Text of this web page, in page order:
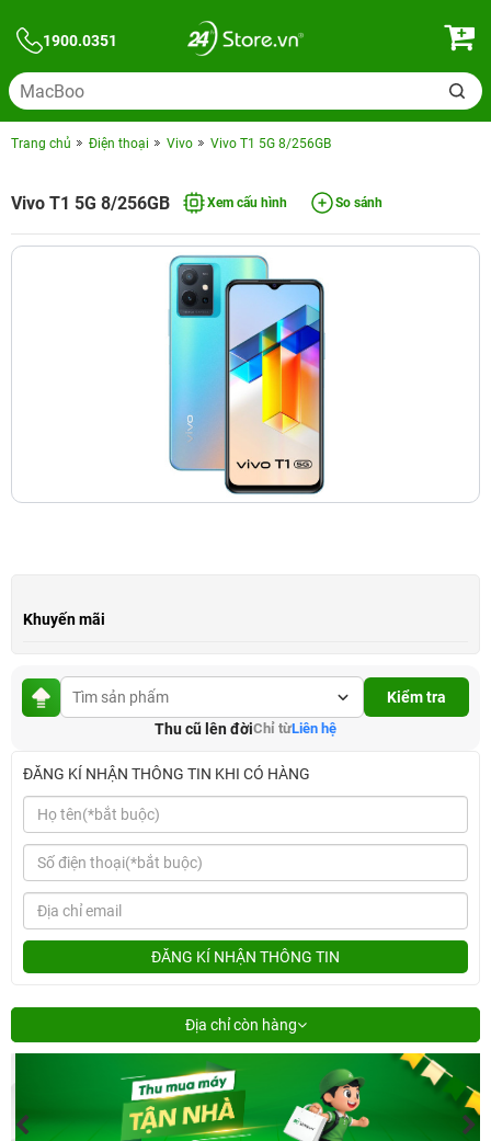
1900.0351
Trang chủ Điện thoại Vivo Vivo T1 5G 8/256GB
Vivo T1 5G 8/256GB Xem cấu hình So sánh
Khuyến mãi
Kiểm tra
Thu cũ lên đờiChỉ từLiên hệ
ĐĂNG KÍ NHẬN THÔNG TIN KHI CÓ HÀNG
ĐĂNG KÍ NHẬN THÔNG TIN
Địa chỉ còn hàng